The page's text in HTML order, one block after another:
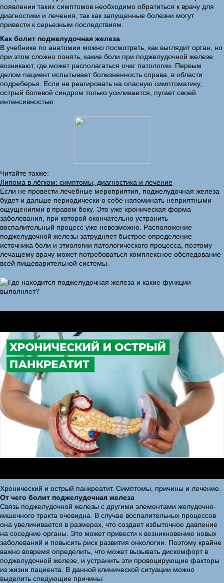
появлении таких симптомов необходимо обратиться к врачу для
диагностики и лечения, так как запущенные болезни могут
привести к серьезным последствиям.
Как болит поджелудочная железа
В учебнике по анатомии можно посмотреть, как выглядит орган, но
при этом сложно понять, какие боли при поджелудочной железе
возникают, где может располагаться очаг патологии. Первым
делом пациент испытывает болезненность справа, в области
подреберья. Если не реагировать на опасную симптоматику,
острый болевой синдром только усиливается, пугает своей
интенсивностью.
Читайте также:
Липома в лёгком: симптомы, диагностика и лечение
Если не провести лечебные мероприятия, поджелудочная железа
будет и дальше периодически о себе напоминать неприятными
ощущениями в правом боку. Это уже хроническая форма
заболевания, при которой окончательно устранить
воспалительный процесс уже невозможно. Расположение
поджелудочной железы затрудняет быстрое определение
источника боли и этиологии патологического процесса, поэтому
лечащему врачу может потребоваться комплексное обследование
всей пищеварительной системы.
Хронический и острый панкреатит. Симптомы, причины и лечение.
От чего болит поджелудочная железа
Связь поджелудочной железы с другими элементами желудочно-
кишечного тракта очевидна. В случае воспалительных процессов
она увеличивается в размерах, что создает избыточное давление
на соседние органы. Это может привести к возникновению новых
заболеваний и повысить риск развития онкологии. Поэтому крайне
важно вовремя определить, что может вызывать дискомфорт в
поджелудочной железе, и устранить эти провоцирующие факторы
из жизни пациента. В данной клинической ситуации можно
выделить следующие причины: